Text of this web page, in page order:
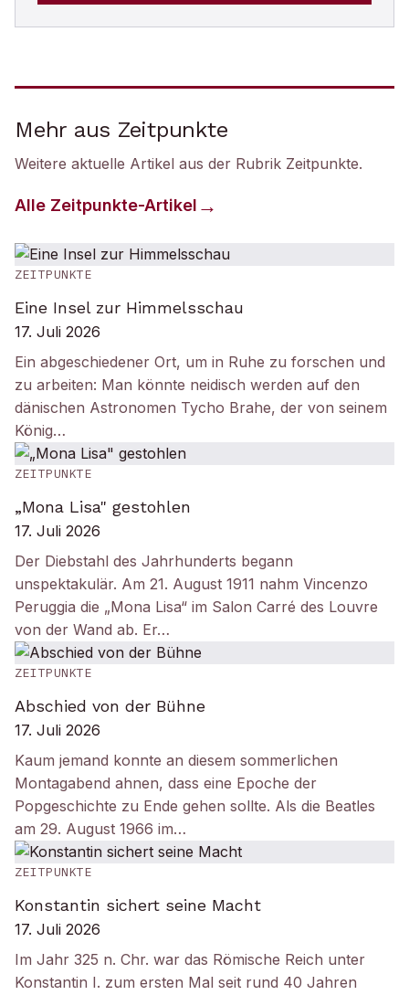
Mehr aus Zeitpunkte
Weitere aktuelle Artikel aus der Rubrik Zeitpunkte.
Alle Zeitpunkte-Artikel
ZEITPUNKTE
Eine Insel zur Himmelsschau
17. Juli 2026
Ein abgeschiedener Ort, um in Ruhe zu forschen und
zu arbeiten: Man könnte neidisch werden auf den
dänischen Astronomen Tycho Brahe, der von seinem
König…
ZEITPUNKTE
„Mona Lisa" gestohlen
17. Juli 2026
Der Diebstahl des Jahrhunderts begann
unspektakulär. Am 21. August 1911 nahm Vincenzo
Peruggia die „Mona Lisa“ im Salon Carré des Louvre
von der Wand ab. Er…
ZEITPUNKTE
Abschied von der Bühne
17. Juli 2026
Kaum jemand konnte an diesem sommerlichen
Montagabend ahnen, dass eine Epoche der
Popgeschichte zu Ende gehen sollte. Als die Beatles
am 29. August 1966 im…
ZEITPUNKTE
Konstantin sichert seine Macht
17. Juli 2026
Im Jahr 325 n. Chr. war das Römische Reich unter
Konstantin I. zum ersten Mal seit rund 40 Jahren